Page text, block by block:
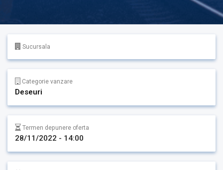
Sucursala
Categorie vanzare
Deseuri
Termen depunere oferta
28/11/2022 - 14:00